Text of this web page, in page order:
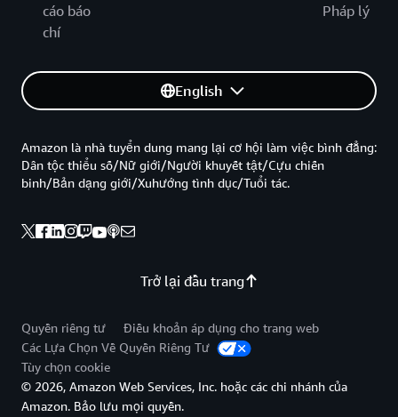
cáo báo
chí
Pháp lý
English
Trở lại đầu trang
Amazon là nhà tuyển dung mang lại cơ hội làm việc bình đẳng:
Dân tộc thiểu số/Nữ giới/Người khuyết tật/Cựu chiến
binh/Bản dạng giới/Xuhướng tình dục/Tuổi tác.
Quyền riêng tư
Điều khoản áp dụng cho trang web
Các Lựa Chọn Về Quyền Riêng Tư
Tùy chọn cookie
© 2026, Amazon Web Services, Inc. hoặc các chi nhánh của
Amazon. Bảo lưu mọi quyền.